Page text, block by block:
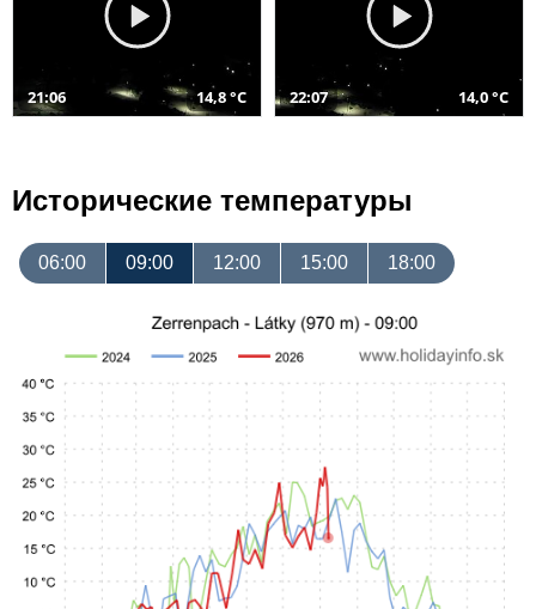
21:06 14,8 °C 22:07 14,0 °C
Исторические температуры
06:00 09:00 12:00 15:00 18:00